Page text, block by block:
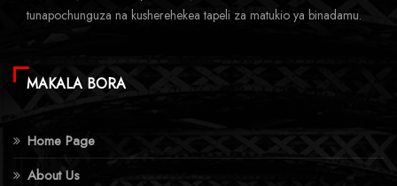
tunapochunguza na kusherehekea tapeli za matukio ya binadamu.
MAKALA BORA
Home Page
About Us